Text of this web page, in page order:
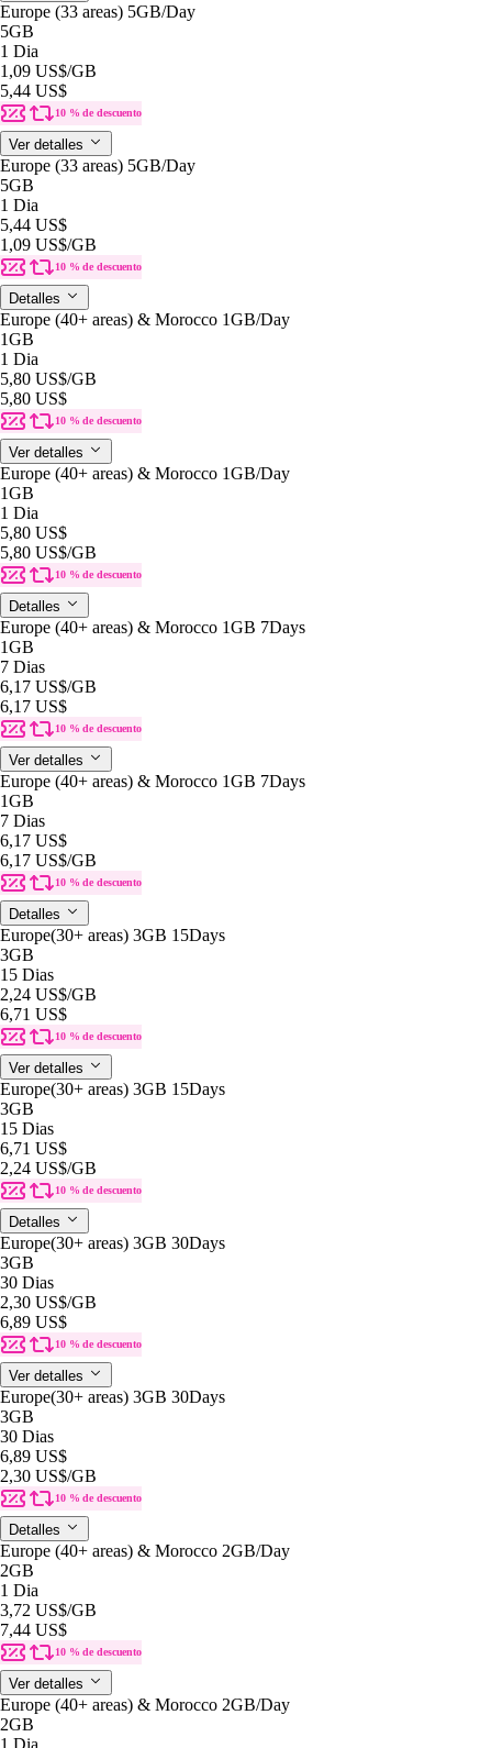
Europe (33 areas) 5GB/Day
5GB
1 Dia
1,09 US$/GB
5,44 US$
10 % de descuento
Ver detalles
Europe (33 areas) 5GB/Day
5GB
1 Dia
5,44 US$
1,09 US$/GB
10 % de descuento
Detalles
Europe (40+ areas) & Morocco 1GB/Day
1GB
1 Dia
5,80 US$/GB
5,80 US$
10 % de descuento
Ver detalles
Europe (40+ areas) & Morocco 1GB/Day
1GB
1 Dia
5,80 US$
5,80 US$/GB
10 % de descuento
Detalles
Europe (40+ areas) & Morocco 1GB 7Days
1GB
7 Dias
6,17 US$/GB
6,17 US$
10 % de descuento
Ver detalles
Europe (40+ areas) & Morocco 1GB 7Days
1GB
7 Dias
6,17 US$
6,17 US$/GB
10 % de descuento
Detalles
Europe(30+ areas) 3GB 15Days
3GB
15 Dias
2,24 US$/GB
6,71 US$
10 % de descuento
Ver detalles
Europe(30+ areas) 3GB 15Days
3GB
15 Dias
6,71 US$
2,24 US$/GB
10 % de descuento
Detalles
Europe(30+ areas) 3GB 30Days
3GB
30 Dias
2,30 US$/GB
6,89 US$
10 % de descuento
Ver detalles
Europe(30+ areas) 3GB 30Days
3GB
30 Dias
6,89 US$
2,30 US$/GB
10 % de descuento
Detalles
Europe (40+ areas) & Morocco 2GB/Day
2GB
1 Dia
3,72 US$/GB
7,44 US$
10 % de descuento
Ver detalles
Europe (40+ areas) & Morocco 2GB/Day
2GB
1 Dia